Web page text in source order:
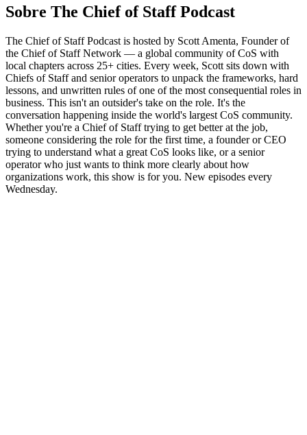
Sobre The Chief of Staff Podcast
The Chief of Staff Podcast is hosted by Scott Amenta, Founder of
the Chief of Staff Network — a global community of CoS with
local chapters across 25+ cities. Every week, Scott sits down with
Chiefs of Staff and senior operators to unpack the frameworks, hard
lessons, and unwritten rules of one of the most consequential roles in
business. This isn't an outsider's take on the role. It's the
conversation happening inside the world's largest CoS community.
Whether you're a Chief of Staff trying to get better at the job,
someone considering the role for the first time, a founder or CEO
trying to understand what a great CoS looks like, or a senior
operator who just wants to think more clearly about how
organizations work, this show is for you. New episodes every
Wednesday.